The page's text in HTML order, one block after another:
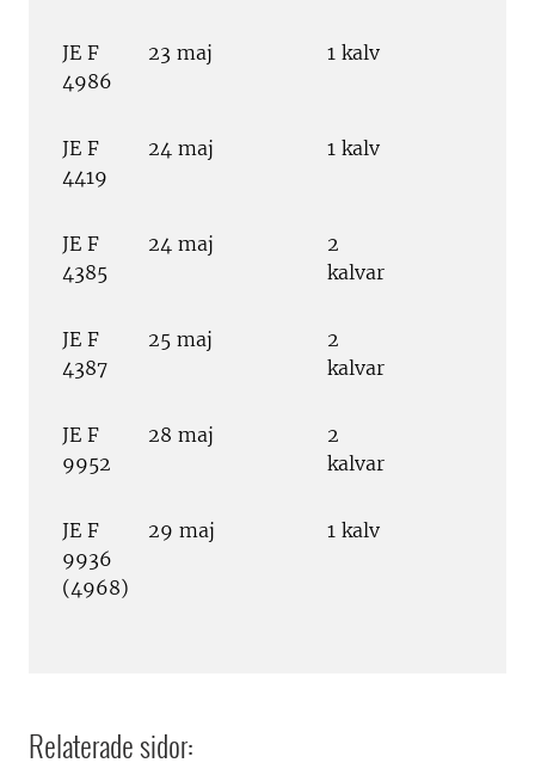
JE F
4986
23 maj 1 kalv
JE F
4419
24 maj 1 kalv
JE F
4385
24 maj
2
kalvar
JE F
4387
25 maj
2
kalvar
JE F
9952
28 maj
2
kalvar
JE F
9936
(4968)
29 maj 1 kalv
Relaterade sidor: